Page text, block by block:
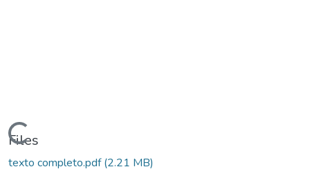
Files
texto completo.pdf(2.21 MB)